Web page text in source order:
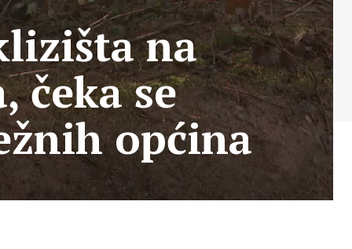
na
čeka se
općina